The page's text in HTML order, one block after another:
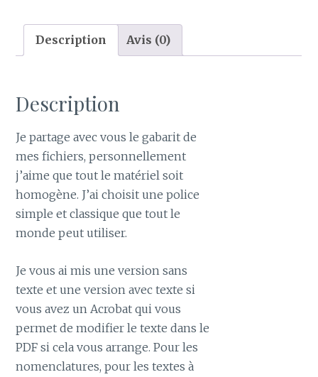
Description Avis (0)
Description
Je partage avec vous le gabarit de
mes fichiers, personnellement
j’aime que tout le matériel soit
homogène. J’ai choisit une police
simple et classique que tout le
monde peut utiliser.
Je vous ai mis une version sans
texte et une version avec texte si
vous avez un Acrobat qui vous
permet de modifier le texte dans le
PDF si cela vous arrange. Pour les
nomenclatures, pour les textes à